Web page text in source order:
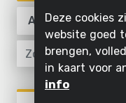
afkorten
Schuren
Slijpen
Zagen
Lucht,
licht
&
My
Powerplus
Registreer
Deze cookies
website goed
brengen,
in kaart voor
info